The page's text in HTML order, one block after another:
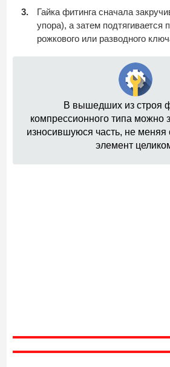
Гайка фитинга сначала
упора), а затем подтягивается
рожкового или разводного
В вышедших из строя
компрессионного типа можно
износившуюся часть, не меняя
элемент